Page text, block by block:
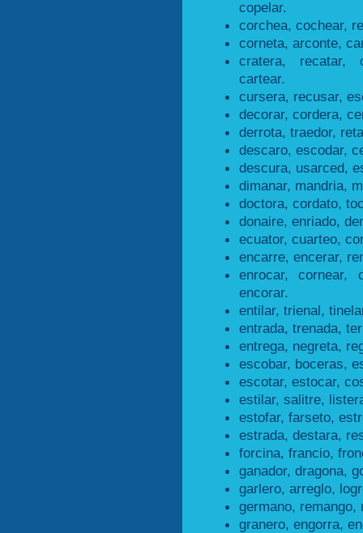
copelar.
corchea, cochear,
corneta, arconte,
cratera, recatar,
cartear.
cursera, recusar,
decorar, cordera,
derrota, traedor,
descaro, escodar,
descura, usarced,
dimanar, mandria,
doctora, cordato,
donaire, enriado,
ecuator, cuarteo,
encarre, encerar,
enrocar, cornear,
encorar.
entilar, trienal,
entrada, trenada,
entrega, negreta,
escobar, boceras,
escotar, estocar,
estilar, salitre,
estofar, farseto,
estrada, destara,
forcina, francio,
ganador, dragona,
garlero, arreglo,
germano, remango,
granero, engorra,